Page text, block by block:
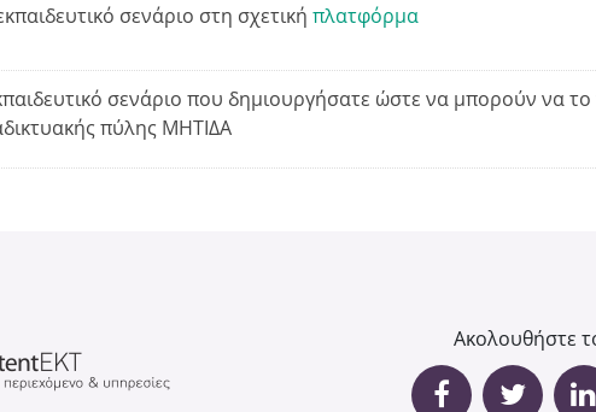
η
σ
σενάριο στη σχετικήπλατφόρμα
σενάριο που δημιουργήσατε ώστε να μπορούν να
πύλης ΜΗΤΙΔΑ